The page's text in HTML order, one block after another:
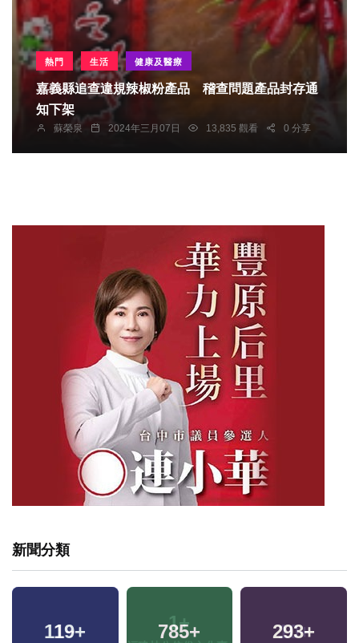
熱門 生活 健康及醫療
嘉義縣追查違規辣椒粉產品 稽查問題產品封存通
知下架
蘇榮泉 2024年三月07日 13,835 觀看 0 分享
新聞分類
119+ 785+ 293+